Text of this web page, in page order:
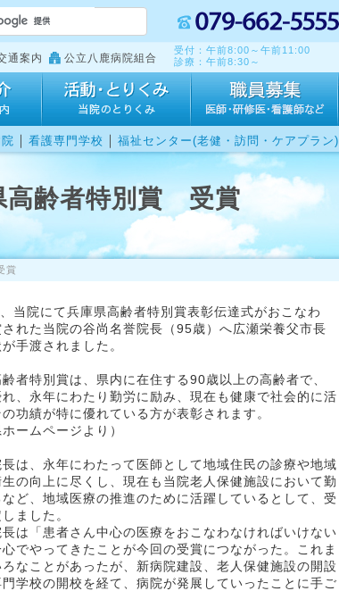
通案内 公立八鹿病院組合
受付：午前8:00～午前11:00
診療：午前8:30～
｜ 看護専門学校 ｜ 福祉センター(老健・訪問・ケアプラン)
高齢者特別賞 受賞
賞
当院にて兵庫県高齢者特別賞表彰伝達式がおこなわ
れた当院の谷尚名誉院長（95歳）へ広瀬栄養父市長
手渡されました。
者特別賞は、県内に在住する90歳以上の高齢者で、
、永年にわたり勤労に励み、現在も健康で社会的に活
功績が特に優れている方が表彰されます。
ホームページより）
は、永年にわたって医師として地域住民の診療や地域
の向上に尽くし、現在も当院老人保健施設において勤
ど、地域医療の推進のために活躍しているとして、受
ました。
は「患者さん中心の医療をおこなわなければいけない
心でやってきたことが今回の受賞につながった。これま
ろなことがあったが、新病院建設、老人保健施設の開設
学校の開校を経て、病院が発展していったことに手ご